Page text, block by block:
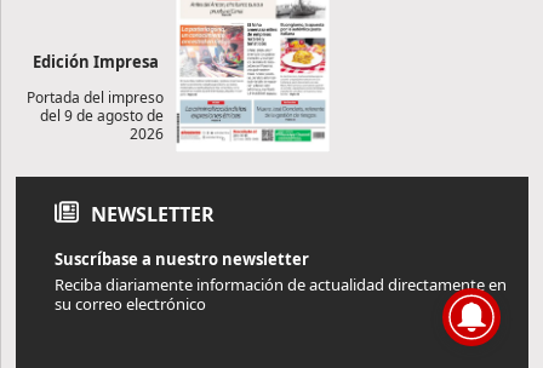
Edición Impresa
Portada del impreso
del 9 de agosto de
2026
NEWSLETTER
Suscríbase a nuestro newsletter
Reciba diariamente información de actualidad directamente en
su correo electrónico